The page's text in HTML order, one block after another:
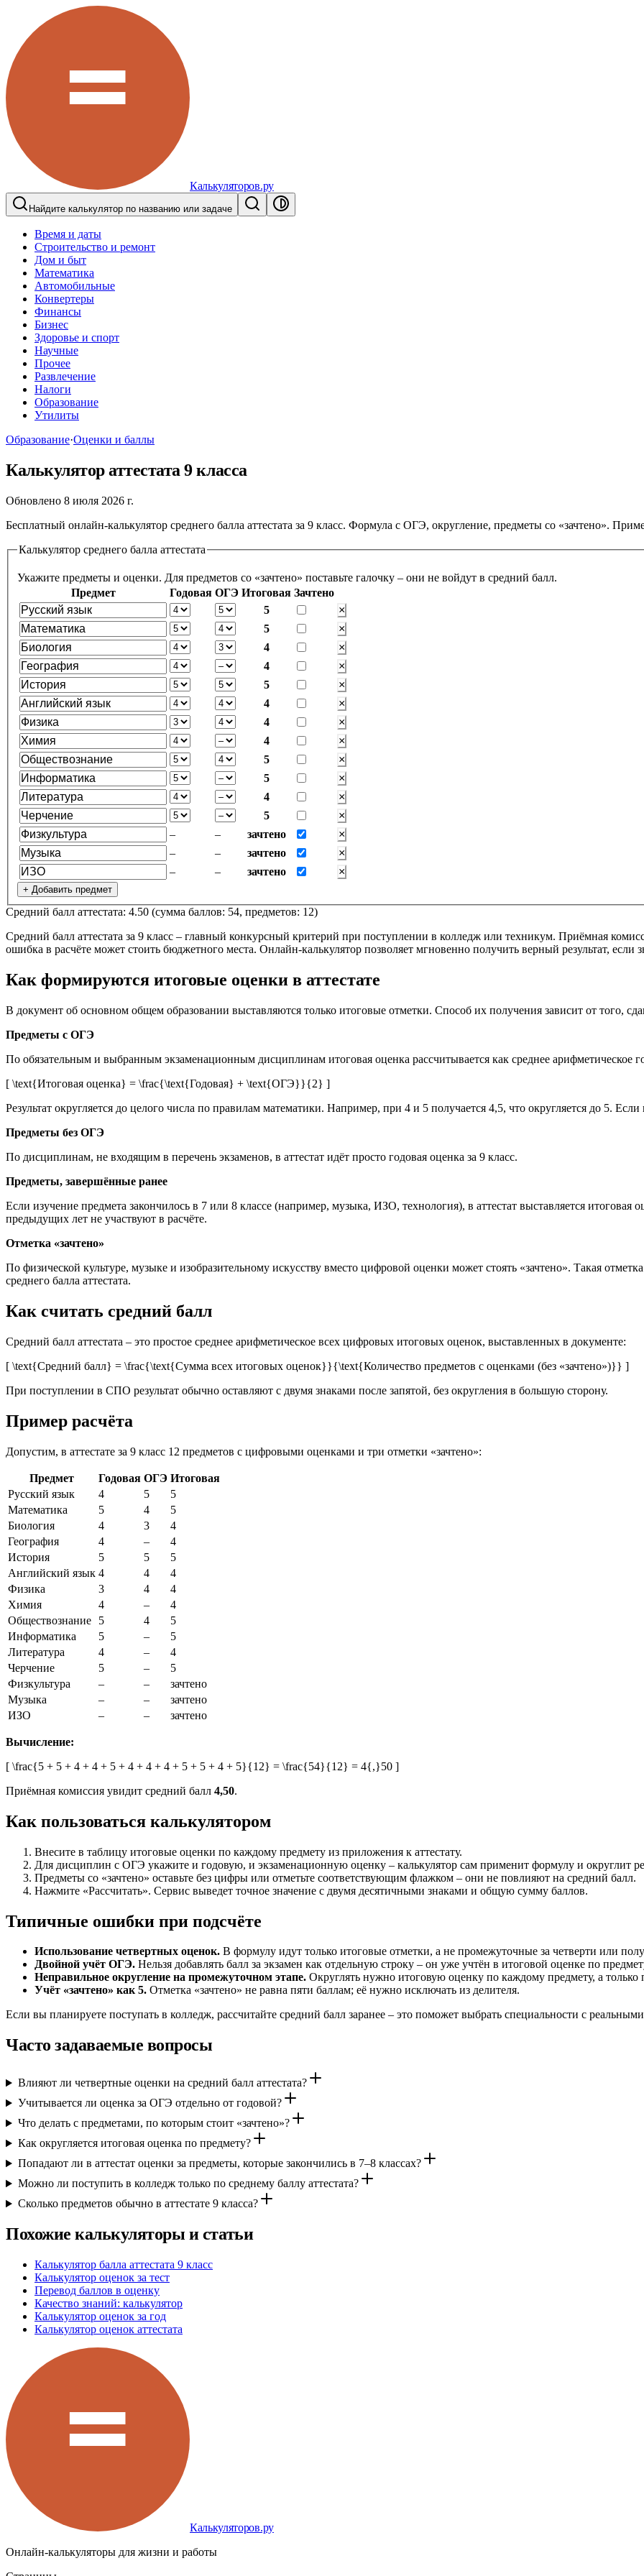
Калькуляторов.ру
Найдите калькулятор по названию или задаче
Время и даты
Строительство и ремонт
Дом и быт
Математика
Автомобильные
Конвертеры
Финансы
Бизнес
Здоровье и спорт
Научные
Прочее
Развлечение
Налоги
Образование
Утилиты
Образование·Оценки и баллы
Калькулятор аттестата 9 класса
Обновлено 8 июля 2026 г.
Бесплатный онлайн-калькулятор среднего балла аттестата за 9 класс. Формула с ОГЭ, округление, предметы со «зачтено».
Калькулятор среднего балла аттестата
Укажите предметы и оценки. Для предметов со «зачтено» поставьте галочку – они не войдут в средний балл.
Предмет
Годовая ОГЭ Итоговая Зачтено
5
×
5
×
4
×
4
×
5
×
4
×
4
×
4
×
5
×
5
×
4
×
5
×
–
– зачтено
×
–
– зачтено
×
–
– зачтено ×
+ Добавить предмет
Средний балл аттестата: 4.50 (сумма баллов: 54, предметов: 12)
Средний балл аттестата за 9 класс – главный конкурсный критерий при поступлении в колледж или техникум. Приёмная
ошибка в расчёте может стоить бюджетного места. Онлайн-калькулятор позволяет мгновенно получить верный результат, если
Как формируются итоговые оценки в аттестате
В документ об основном общем образовании выставляются только итоговые отметки. Способ их получения зависит от того,
Предметы с ОГЭ
По обязательным и выбранным экзаменационным дисциплинам итоговая оценка рассчитывается как среднее арифметическое
[ \text{Итоговая оценка} = \frac{\text{Годовая} + \text{ОГЭ}}{2} ]
Результат округляется до целого числа по правилам математики. Например, при 4 и 5 получается 4,5, что округляется до 5.
Предметы без ОГЭ
По дисциплинам, не входящим в перечень экзаменов, в аттестат идёт просто годовая оценка за 9 класс.
Предметы, завершённые ранее
Если изучение предмета закончилось в 7 или 8 классе (например, музыка, ИЗО, технология), в аттестат выставляется
предыдущих лет не участвуют в расчёте.
Отметка «зачтено»
По физической культуре, музыке и изобразительному искусству вместо цифровой оценки может стоять «зачтено». Такая
среднего балла аттестата.
Как считать средний балл
Средний балл аттестата – это простое среднее арифметическое всех цифровых итоговых оценок, выставленных в документе:
[ \text{Средний балл} = \frac{\text{Сумма всех итоговых оценок}}{\text{Количество предметов с оценками (без «зачтено»)}} ]
При поступлении в СПО результат обычно оставляют с двумя знаками после запятой, без округления в большую сторону.
Пример расчёта
Допустим, в аттестате за 9 класс 12 предметов с цифровыми оценками и три отметки «зачтено»:
Предмет Годовая ОГЭ Итоговая
Русский язык
4 5
5
Математика
5 4
5
Биология
4 3
4
География
4 –
4
История
5 5
5
Английский язык 4 4
4
Физика
3 4
4
Химия
4 –
4
Обществознание
5 4
5
Информатика
5 –
5
Литература
4 –
4
Черчение
5 –
5
Физкультура
– –
зачтено
Музыка
– –
зачтено
ИЗО
– – зачтено
Вычисление:
[ \frac{5 + 5 + 4 + 4 + 5 + 4 + 4 + 4 + 5 + 5 + 4 + 5}{12} = \frac{54}{12} = 4{,}50 ]
Приёмная комиссия увидит средний балл 4,50.
Как пользоваться калькулятором
Внесите в таблицу итоговые оценки по каждому предмету из приложения к аттестату.
Для дисциплин с ОГЭ укажите и годовую, и экзаменационную оценку – калькулятор сам применит формулу и округлит
Предметы со «зачтено» оставьте без цифры или отметьте соответствующим флажком – они не повлияют на средний балл.
Нажмите «Рассчитать». Сервис выведет точное значение с двумя десятичными знаками и общую сумму баллов.
Типичные ошибки при подсчёте
Использование четвертных оценок. В формулу идут только итоговые отметки, а не промежуточные за четверти или
Двойной учёт ОГЭ. Нельзя добавлять балл за экзамен как отдельную строку – он уже учтён в итоговой оценке по
Неправильное округление на промежуточном этапе. Округлять нужно итоговую оценку по каждому предмету, а только
Учёт «зачтено» как 5. Отметка «зачтено» не равна пяти баллам; её нужно исключать из делителя.
Если вы планируете поступать в колледж, рассчитайте средний балл заранее – это поможет выбрать специальности с
Часто задаваемые вопросы
Влияют ли четвертные оценки на средний балл аттестата?
Учитывается ли оценка за ОГЭ отдельно от годовой?
Что делать с предметами, по которым стоит «зачтено»?
Как округляется итоговая оценка по предмету?
Попадают ли в аттестат оценки за предметы, которые закончились в 7–8 классах?
Можно ли поступить в колледж только по среднему баллу аттестата?
Сколько предметов обычно в аттестате 9 класса?
Похожие калькуляторы и статьи
Калькулятор балла аттестата 9 класс
Калькулятор оценок за тест
Перевод баллов в оценку
Качество знаний: калькулятор
Калькулятор оценок за год
Калькулятор оценок аттестата
Калькуляторов.ру
Онлайн-калькуляторы для жизни и работы